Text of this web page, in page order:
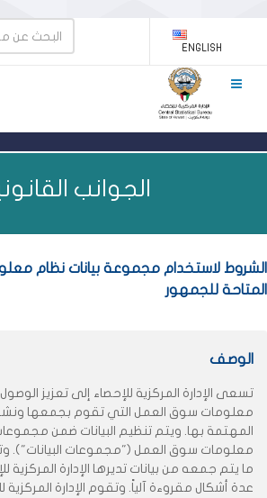
ENGLISH
الجوانب
الشروط لاستخدام مجموعة بيانات نظام
المتاحة للجمهور
الوصف
تسعى الإدارة المركزية للإحصاء إلى تعزيز
معلومات سوق العمل التي تقوم بجمعها
المهتمة بها. ويتم تنظيم البيانات ضمن
معلومات سوق العمل ("مجموعات البيانات").
ما يتم جمعه من بيانات تديرها الإدارة
عدة أشكال مقروءة آلياً. وتقوم الإدارة المركزية